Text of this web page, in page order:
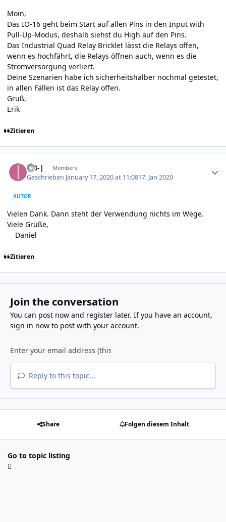
Moin,
Das IO-16 geht beim Start auf allen Pins in den Input with
Pull-Up-Modus, deshalb siehst du High auf den Pins.
Das Industrial Quad Relay Bricklet lässt die Relays offen,
wenn es hochfährt, die Relays öffnen auch, wenn es die
Stromversorgung verliert.
Deine Szenarien habe ich sicherheitshalber nochmal getestet,
in allen Fällen ist das Relay offen.
Gruß,
Erik
Zitieren
|-8-| Members
Geschrieben January 17, 2020 at 11:0817. Jan 2020
AUTOR
Vielen Dank. Dann steht der Verwendung nichts im Wege.
Viele Grüße,
Daniel
Zitieren
Join the conversation
You can post now and register later. If you have an account,
sign in nowto post with your account.
Reply to this topic...
Share Folgen diesem Inhalt
Go to topic listing